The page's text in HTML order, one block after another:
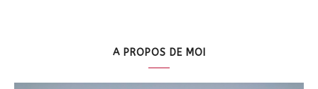
A PROPOS DE MOI